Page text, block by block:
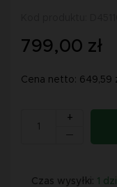
799,00 zł
Cena netto: 649,59
+
Czas wysyłki: 1